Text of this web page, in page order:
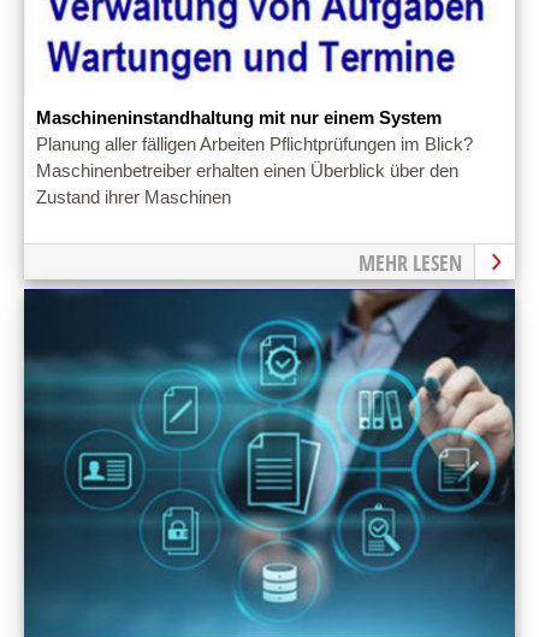
Maschineninstandhaltung mit nur einem System
Planung aller fälligen Arbeiten Pflichtprüfungen im Blick?
Maschinenbetreiber erhalten einen Überblick über den
Zustand ihrer Maschinen
MEHR LESEN